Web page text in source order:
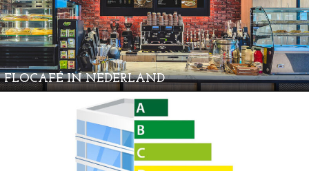
FLOCAFÉ IN NEDERLAND